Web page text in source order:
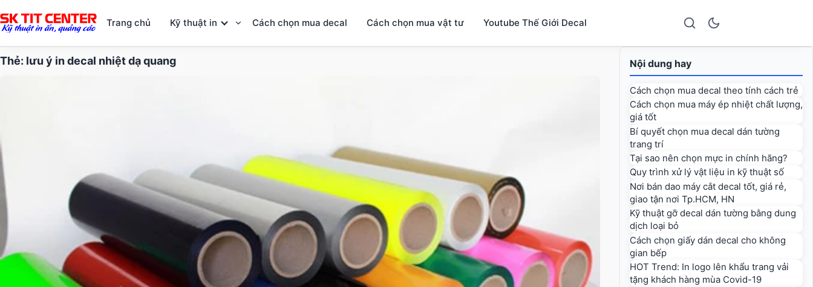
Trang chủ Kỹ thuật in Cách chọn mua decal Cách chọn mua vật tư Youtube Thế Giới Decal
Thẻ: lưu ý in decal nhiệt dạ quang Nội dung hay
Cách chọn mua decal theo tính cách trẻ
Cách chọn mua máy ép nhiệt chất lượng,
giá tốt
Bí quyết chọn mua decal dán tường
trang trí
Tại sao nên chọn mực in chính hãng?
Quy trình xử lý vật liệu in kỹ thuật số
Nơi bán dao máy cắt decal tốt, giá rẻ,
giao tận nơi Tp.HCM, HN
Kỹ thuật gỡ decal dán tường bằng dung
dịch loại bỏ
Cách chọn giấy dán decal cho không
gian bếp
HOT Trend: In logo lên khẩu trang vải
tặng khách hàng mùa Covid-19